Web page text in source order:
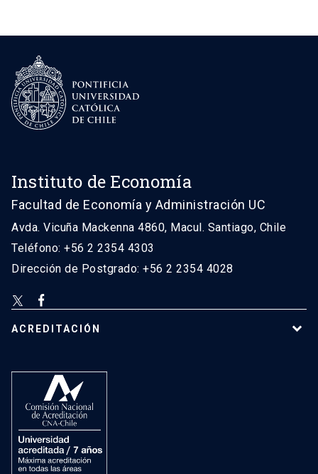
Instituto de Economía
Facultad de Economía y Administración UC
Avda. Vicuña Mackenna 4860, Macul. Santiago, Chile
Teléfono: +56 2 2354 4303
Dirección de Postgrado: +56 2 2354 4028
ACREDITACIÓN